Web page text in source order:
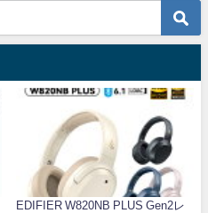
EDIFIER W820NB PLUS Gen2レ